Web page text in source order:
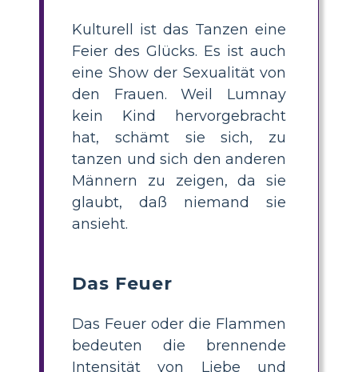
Kulturell ist das Tanzen eine
Feier des Glücks. Es ist auch
eine Show der Sexualität von
den Frauen. Weil Lumnay
kein Kind hervorgebracht
hat, schämt sie sich, zu
tanzen und sich den anderen
Männern zu zeigen, da sie
glaubt, daß niemand sie
ansieht.
Das Feuer
Das Feuer oder die Flammen
bedeuten die brennende
Intensität von Liebe und